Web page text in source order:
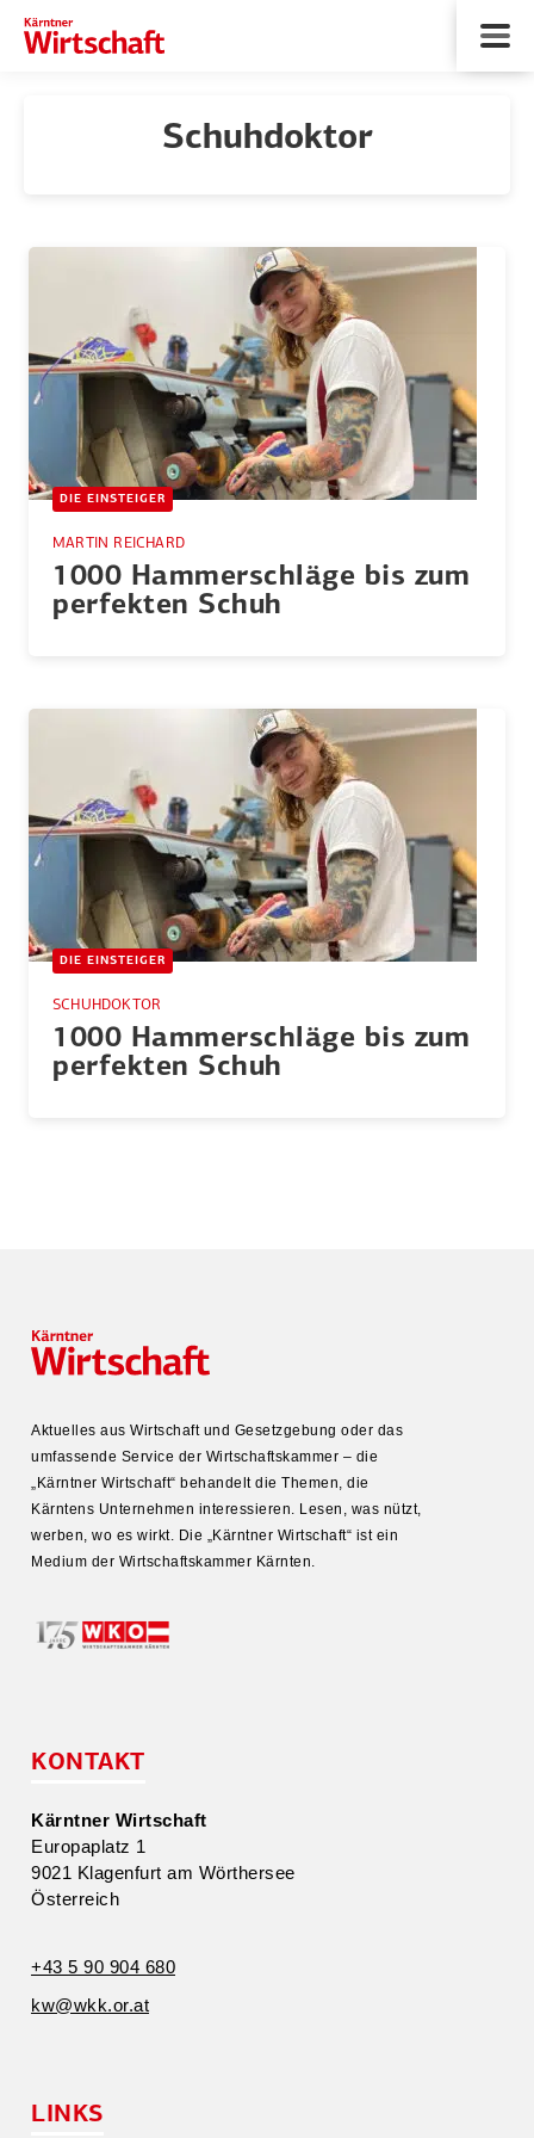
Schuhdoktor
DIE EINSTEIGER
MARTIN REICHARD
1000 Hammer­schläge bis zum
perfekten Schuh
DIE EINSTEIGER
SCHUHDOKTOR
1000 Hammer­schläge bis zum
perfekten Schuh
Aktuelles aus Wirtschaft und Gesetz­gebung oder das
umfas­sende Service der Wirtschafts­kammer – die
„Kärntner Wirtschaft“ behandelt die Themen, die
Kärntens Unter­nehmen inter­es­sieren. Lesen, was nützt,
werben, wo es wirkt. Die „Kärntner Wirtschaft“ ist ein
Medium der Wirtschafts­kammer Kärnten.
KONTAKT
Kärntner Wirtschaft
Europa­platz 1
9021 Klagenfurt am Wörthersee
Öster­reich
+43 5 90 904 680
kw@​wkk.​or.​at
LINKS